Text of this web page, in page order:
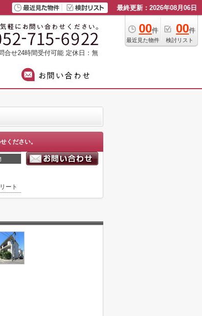
最終更新：2026年08月06日
00件
最近見た物件
00件
検討リスト
合せ24時間受付可能 定休日：無
ください。
ート